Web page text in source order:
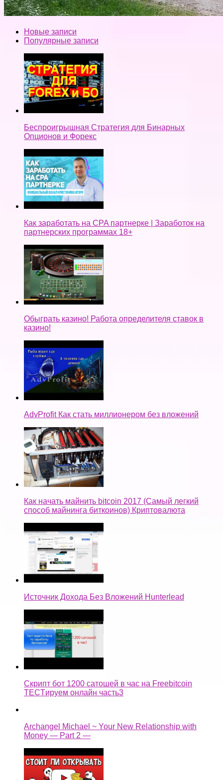
Новые записи
Популярные записи
Беспроигрышная Стратегия для Бинарных
Опционов и Форекс
Как заработать на CPA партнерке | Заработок на
партнерских программах 18+
Обыграть казино! Работа определителя ставок в
казино!
AdvProfit Как стать миллионером без вложений
Как начать майнить bitcoin 2017 (Самый легкий
способ майнинга биткоинов) Криптовалюта
Источник Дохода Без Вложений Hunterlead
Скрипт бот 1200 сатошей в час на Freebitcoin
TECTируем онлайн часть3
Archangel Michael ~ Your New Relationship with
Money — Part 2 —